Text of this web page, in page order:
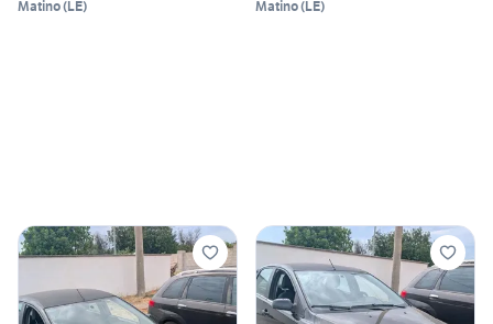
Matino(LE) Matino(LE)